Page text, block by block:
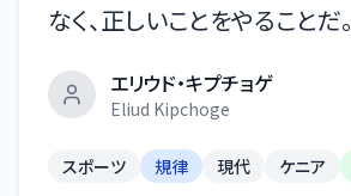
なく、正しいことをやることだ。
エリウド・キプチョゲ
Eliud Kipchoge
スポーツ 規律 現代 ケニア